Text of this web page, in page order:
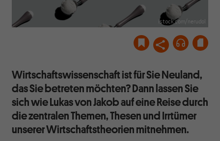
istock.com/nerudol
Wirtschaftswissenschaft ist für Sie Neuland,
das Sie betreten möchten? Dann lassen Sie
sich wie Lukas von Jakob auf eine Reise durch
die zentralen Themen, Thesen und Irrtümer
unserer Wirtschaftstheorien mitnehmen.